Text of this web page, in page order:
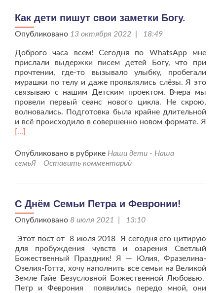
Как дети пишут свои заметки Богу.
Опубликовано 13 октября 2022 | 18:49
Доброго часа всем! Сегодня по WhatsApp мне
прислали выдержки писем детей Богу, что при
прочтении, где-то вызывало улыбку, пробегали
мурашки по телу и даже проявлялись слёзы. Я это
связываю с нашим Детским проектом. Вчера мы
провели первый сеанс нового цикла. Не скрою,
волновались. Подготовка была крайне длительной
и всё происходило в совершенно новом формате. Я
[…]
Опубликовано в рубрике Наши дети - Наша
семьЯ
Оставить комментарий
С Днём Семьи Петра и Февронии!
Опубликовано 8 июля 2021 | 13:10
Этот пост от 8 июля 2018 Я сегодня его цитирую
для пробуждения чувств и озарения Светлый
Божественный Праздник! Я — Юлия, Фразелина-
Озелия-Готта, хочу наполнить все семьи на Великой
Земле Гайе Безусловной Божественной Любовью.
Петр и Феврония появились передо мной, они